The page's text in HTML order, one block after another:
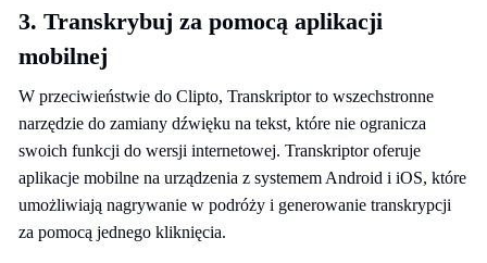
3. Transkrybuj za pomocą aplikacji
mobilnej
W przeciwieństwie do Clipto, Transkriptor to wszechstronne
narzędzie do zamiany dźwięku na tekst, które nie ogranicza
swoich funkcji do wersji internetowej. Transkriptor oferuje
aplikacje mobilne na urządzenia z systemem Android i iOS, które
umożliwiają nagrywanie w podróży i generowanie transkrypcji
za pomocą jednego kliknięcia.